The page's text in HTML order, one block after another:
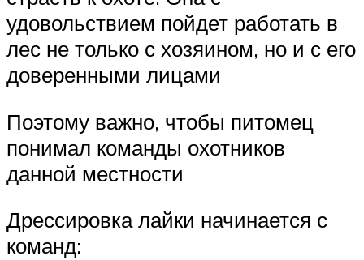
удовольствием пойдет работать в
лес не только с хозяином, но и с его
доверенными лицами
Поэтому важно, чтобы питомец
понимал команды охотников
данной местности
Дрессировка лайки начинается с
команд: